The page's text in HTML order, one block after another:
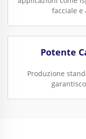
facciale e
Potente
Produzione